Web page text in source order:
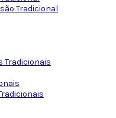
Tradicional
Tradicionais